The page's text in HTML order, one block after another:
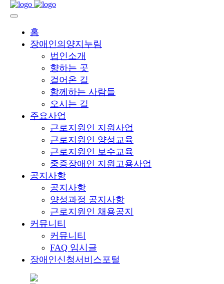
홈
장애인의양지누림
법인소개
향하는 곳
걸어온 길
함께하는 사람들
오시는 길
주요사업
근로지원인 지원사업
근로지원인 양성교육
근로지원인 보수교육
중증장애인 지원고용사업
공지사항
공지사항
양성과정 공지사항
근로지원인 채용공지
커뮤니티
커뮤니티
FAQ 임시글
장애인신청서비스포털